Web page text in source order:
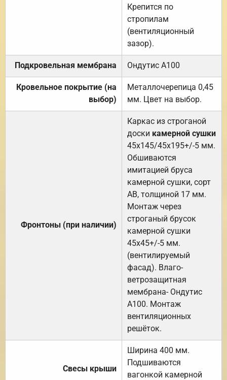
Крепится по
стропилам
(вентиляционный
зазор).
Подкровельная мембрана Ондутис А100
Кровельное покрытие (на
выбор)
Металлочерепица 0,45
мм. Цвет на выбор.
Фронтоны (при наличии)
Каркас из строганой
доски камерной сушки
45х145/45х195+/-5 мм.
Обшиваются
имитацией бруса
камерной сушки, сорт
АВ, толщиной 17 мм.
Монтаж через
строганый брусок
камерной сушки
45х45+/-5 мм.
(вентилируемый
фасад). Влаго-
ветрозащитная
мембрана- Ондутис
А100. Монтаж
вентиляционных
решёток.
Свесы крыши
Ширина 400 мм.
Подшиваются
вагонкой камерной